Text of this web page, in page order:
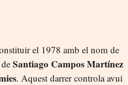
el 1978 amb el nom de
Santiago Campos Martínez
. Aquest darrer controla avui